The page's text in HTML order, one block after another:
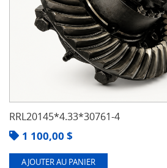
RRL20145*4.33*30761-4
1 100,00 $
AJOUTER AU PANIER